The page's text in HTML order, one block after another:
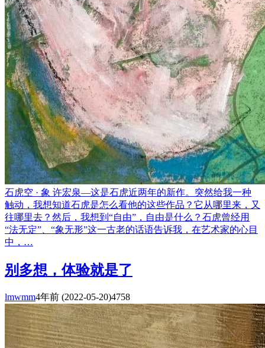
石虎空 · 象 许宏泉––这是石虎近两年的新作。突然给我一种
触动，我想知道石虎是怎么看他的这些作品？它从哪里来，又
往哪里去？然后，我想到“自由”，自由是什么？石虎曾经用
“法无定”、“象无形”这一古老的话语告诉我，在艺术家的心目
中，…
别多想，体验就是了
lmwmm4年前 (2022-05-20)4758